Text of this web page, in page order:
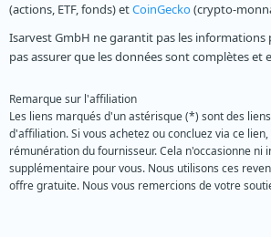
(actions, ETF, fonds) etCoinGecko(crypto-
Isarvest GmbH ne garantit pas les informations
pas assurer que les données sont complètes et
Remarque sur l'affiliation
Les liens marqués d'un astérisque (*) sont des
d'affiliation. Si vous achetez ou concluez via ce
rémunération du fournisseur. Cela n'occasionne ni
supplémentaire pour vous. Nous utilisons ces
offre gratuite. Nous vous remercions de votre